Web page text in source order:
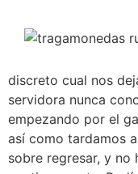
discreto cual nos
servidora nunca
empezando por el
así­ como tardamos
sobre regresar, y no